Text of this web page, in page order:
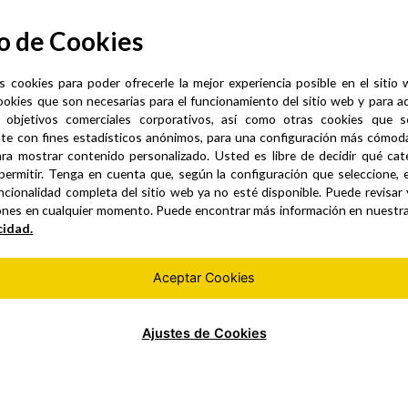
al carrito Agregar al carrito
P.F. HONDA FIT 10-11
de Cookies
cookies para poder ofrecerle la mejor experiencia posible en el sitio
que son necesarias para el funcionamiento del sitio web y para
objetivos comerciales corporativos, así como otras cookies que
con fines estadísticos anónimos, para una configuración más
mostrar contenido personalizado. Usted es libre de decidir qué
Tenga en cuenta que, según la configuración que seleccione,
completa del sitio web ya no esté disponible. Puede revisar
en cualquier momento. Puede encontrar más información en nuestra
Aceptar Cookies
Ajustes de Cookies